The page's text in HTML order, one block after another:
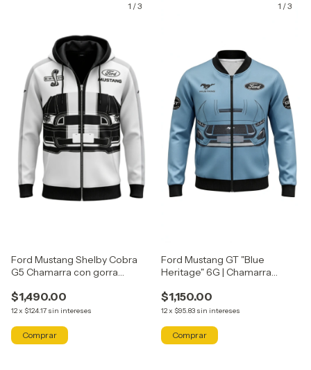
1 /3
Ford Mustang Shelby Cobra
G5 Chamarra con gorra
$1,490.00
12x $124.17 sin intereses
Comprar
1 /3
Ford Mustang GT "Blue
Heritage" 6G | Chamarra
$1,150.00
12x $95.83 sin intereses
Comprar